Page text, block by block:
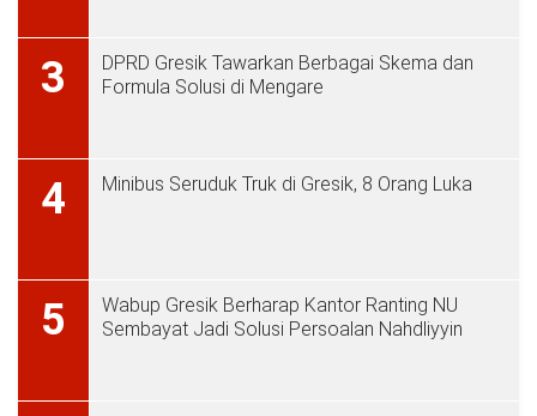
3
DPRD Gresik Tawarkan Berbagai Skema dan
Formula Solusi di Mengare
4 Minibus Seruduk Truk di Gresik, 8 Orang Luka
5
Wabup Gresik Berharap Kantor Ranting NU
Sembayat Jadi Solusi Persoalan Nahdliyyin